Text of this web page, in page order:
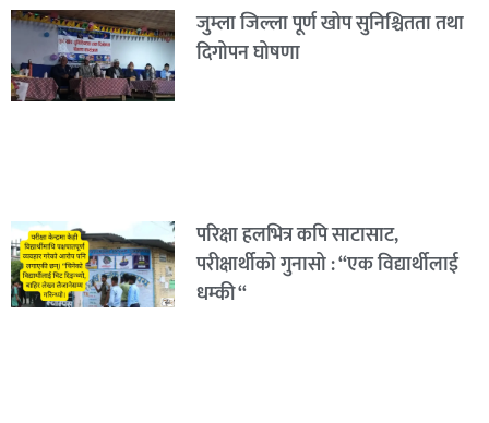
जुम्ला जिल्ला पूर्ण खोप सुनिश्चितता तथा
दिगोपन घोषणा
परिक्षा हलभित्र कपि साटासाट,
परीक्षार्थीको गुनासो : “एक विद्यार्थीलाई
धम्की “